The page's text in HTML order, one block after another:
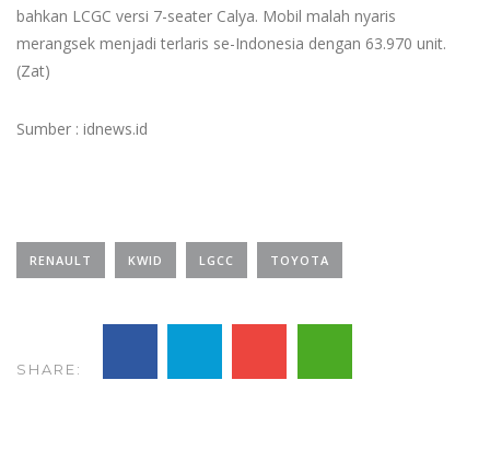
bahkan LCGC versi 7-seater Calya. Mobil malah nyaris
merangsek menjadi terlaris se-Indonesia dengan 63.970 unit.
(Zat)
Sumber : idnews.id
RENAULT KWID LGCC TOYOTA
SHARE: